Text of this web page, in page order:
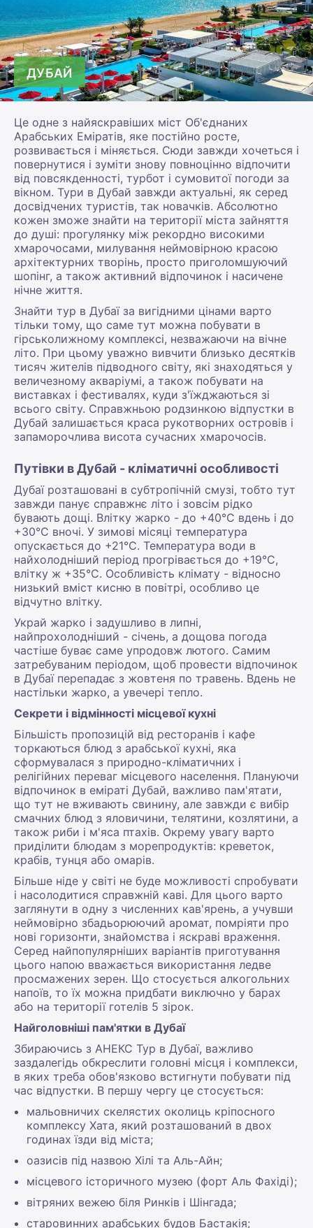
ДУБАЙ
Це одне з найяскравіших міст Об'єднаних
Арабських Еміратів, яке постійно росте,
розвивається і міняється. Сюди завжди хочеться і
повернутися і зуміти знову повноцінно відпочити
від повсякденності, турбот і сумовитої погоди за
вікном. Тури в Дубай завжди актуальні, як серед
досвідчених туристів, так новачків. Абсолютно
кожен зможе знайти на території міста зайняття
до душі: прогулянку між рекордно високими
хмарочосами, милування неймовірною красою
архітектурних творінь, просто приголомшуючий
шопінг, а також активний відпочинок і насичене
нічне життя.
Знайти тур в Дубаї за вигідними цінами варто
тільки тому, що саме тут можна побувати в
гірськолижному комплексі, незважаючи на вічне
літо. При цьому уважно вивчити близько десятків
тисяч жителів підводного світу, які знаходяться у
величезному акваріумі, а також побувати на
виставках і фестивалях, куди з'їжджаються зі
всього світу. Справжньою родзинкою відпустки в
Дубай залишається краса рукотворних островів і
запаморочлива висота сучасних хмарочосів.
Путівки в Дубай - кліматичні особливості
Дубаї розташовані в субтропічній смузі, тобто тут
завжди панує справжнє літо і зовсім рідко
бувають дощі. Влітку жарко - до +40°C вдень і до
+30°C вночі. У зимові місяці температура
опускається до +21°C. Температура води в
найхолодніший період прогрівається до +19°C,
влітку ж +35°C. Особливість клімату - відносно
низький вміст кисню в повітрі, особливо це
відчутно влітку.
Украй жарко і задушливо в липні,
найпрохолодніший - січень, а дощова погода
частіше буває саме упродовж лютого. Самим
затребуваним періодом, щоб провести відпочинок
в Дубаї перепадає з жовтеня по травень. Вдень не
настільки жарко, а увечері тепло.
Секрети і відмінності місцевої кухні
Більшість пропозицій від ресторанів і кафе
торкаються блюд з арабської кухні, яка
сформувалася з природно-кліматичних і
релігійних переваг місцевого населення. Плануючи
відпочинок в еміраті Дубай, важливо пам'ятати,
що тут не вживають свинину, але завжди є вибір
смачних блюд з яловичини, телятини, козлятини, а
також риби і м'яса птахів. Окрему увагу варто
приділити блюдам з морепродуктів: креветок,
крабів, тунця або омарів.
Більше ніде у світі не буде можливості спробувати
і насолодитися справжній каві. Для цього варто
заглянути в одну з численних кав'ярень, а учувши
неймовірно збадьорюючий аромат, помріяти про
нові горизонти, знайомства і яскраві враження.
Серед найпопулярніших варіантів приготування
цього напою вважається використання ледве
просмажених зерен. Що стосується алкогольних
напоїв, то їх можна придбати виключно у барах
або на території готелів 5 зірок.
Найголовніші пам'ятки в Дубаї
Збираючись з АНЕКС Тур в Дубаї, важливо
заздалегідь обкреслити головні місця і комплекси,
в яких треба обов'язково встигнути побувати під
час відпустки. В першу чергу це стосується:
мальовничих скелястих околиць кріпосного
комплексу Хата, який розташований в двох
годинах їзди від міста;
оазисів під назвою Хілі та Аль-Айн;
місцевого історичного музею (форт Аль Фахіді);
вітряних вежею біля Ринків і Шінгада;
старовинних арабських будов Бастакія;